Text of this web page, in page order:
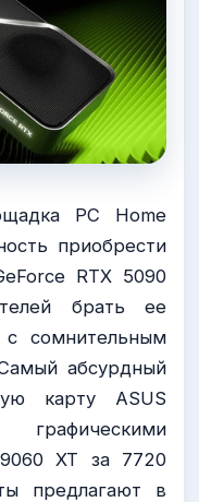
PC Home
приобрести
RTX 5090
брать ее
с сомнительным
абсурдный
карту ASUS
XT за 7720
предлагают в